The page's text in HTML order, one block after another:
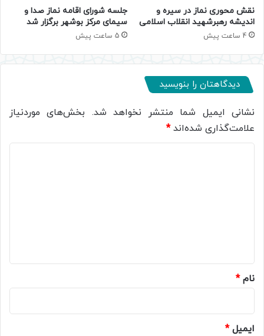
نقش محوری نماز در سیره و
اندیشه رهبرشهید انقلاب اسلامی
4 ساعت پیش
جلسه شورای اقامه نماز صدا و
سیمای مرکز بوشهر برگزار شد
5 ساعت پیش
دیدگاهتان را بنویسید
نشانی ایمیل شما منتشر نخواهد شد. بخش‌های موردنیاز
علامت‌گذاری شده‌اند*
نام*
ایمیل*